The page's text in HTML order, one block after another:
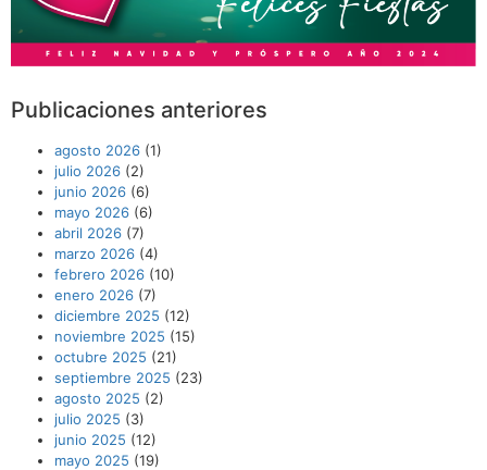
Publicaciones anteriores
agosto 2026 (1)
julio 2026 (2)
junio 2026 (6)
mayo 2026 (6)
abril 2026 (7)
marzo 2026 (4)
febrero 2026 (10)
enero 2026 (7)
diciembre 2025 (12)
noviembre 2025 (15)
octubre 2025 (21)
septiembre 2025 (23)
agosto 2025 (2)
julio 2025 (3)
junio 2025 (12)
mayo 2025 (19)